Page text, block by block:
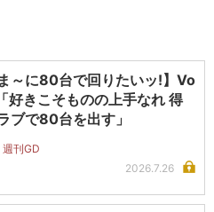
ま～に80台で回りたいッ!】Vo
好きこそものの上手なれ 得
ブで80台を出す」
週刊GD
2026.7.26